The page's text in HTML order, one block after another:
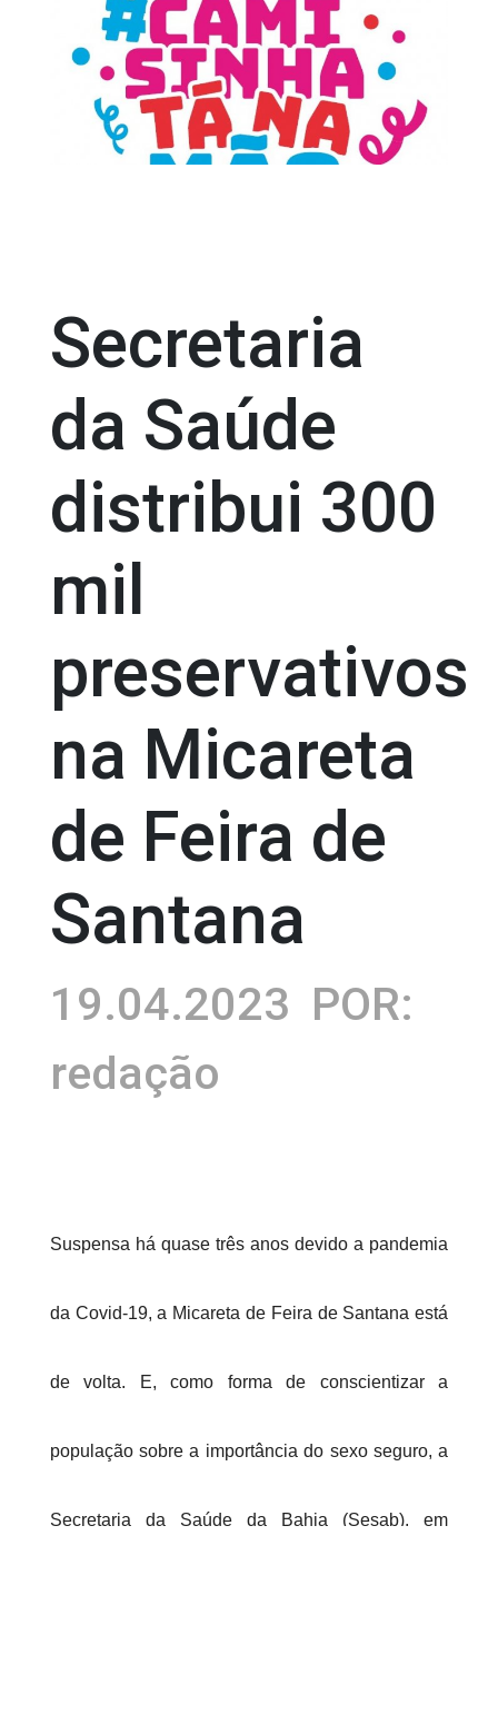
Secretaria
da Saúde
distribui 300
mil
preservativos
na Micareta
de Feira de
Santana
19.04.2023 POR:
redação
Suspensa há quase três anos devido a pandemia
da Covid-19, a Micareta de Feira de Santana está
de volta. E, como forma de conscientizar a
população sobre a importância do sexo seguro, a
Secretaria da Saúde da Bahia (Sesab), em